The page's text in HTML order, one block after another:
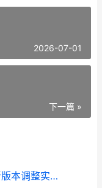
2026-07-01
下一篇 »
王者荣耀S44吕布铭文怎么带 最新版本调整实战解析